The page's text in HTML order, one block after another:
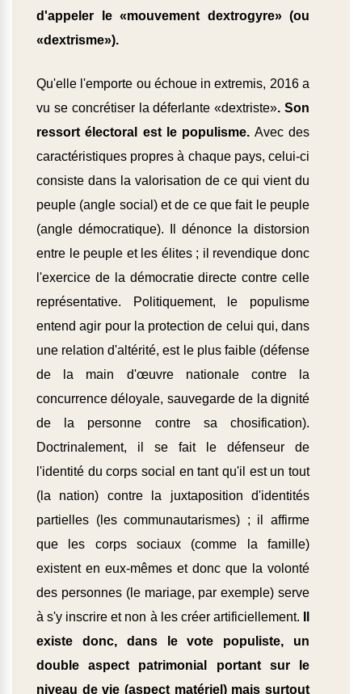
d'appeler le «mouvement dextrogyre» (ou
«dextrisme»).
Qu'elle l'emporte ou échoue in extremis, 2016 a
vu se concrétiser la déferlante «dextriste». Son
ressort électoral est le populisme. Avec des
caractéristiques propres à chaque pays, celui-ci
consiste dans la valorisation de ce qui vient du
peuple (angle social) et de ce que fait le peuple
(angle démocratique). Il dénonce la distorsion
entre le peuple et les élites ; il revendique donc
l'exercice de la démocratie directe contre celle
représentative. Politiquement, le populisme
entend agir pour la protection de celui qui, dans
une relation d'altérité, est le plus faible (défense
de la main d'œuvre nationale contre la
concurrence déloyale, sauvegarde de la dignité
de la personne contre sa chosification).
Doctrinalement, il se fait le défenseur de
l'identité du corps social en tant qu'il est un tout
(la nation) contre la juxtaposition d'identités
partielles (les communautarismes) ; il affirme
que les corps sociaux (comme la famille)
existent en eux-mêmes et donc que la volonté
des personnes (le mariage, par exemple) serve
à s'y inscrire et non à les créer artificiellement.
existe donc, dans le vote populiste, un
double aspect patrimonial portant sur le
niveau de vie (aspect matériel) mais surtout